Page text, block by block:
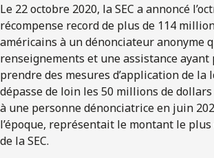
Le 22 octobre 2020, la SEC a annoncé
récompense record de plus de 114
américains à un dénonciateur anonyme
renseignements et une assistance ayant
prendre des mesures d’application de la
dépasse de loin les 50 millions de
à une personne dénonciatrice en juin
l’époque, représentait le montant le
de la SEC.